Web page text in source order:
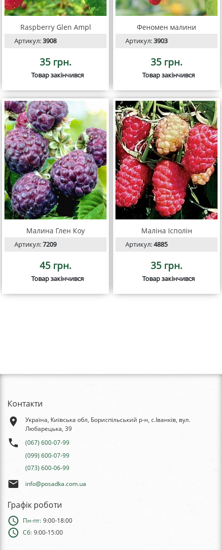
Raspberry Glen Ampl
Артикул:3908
35 грн.
Товар закінчився
Феномен малини
Артикул:3903
35 грн.
Товар закінчився
Малина Глен Коу
Артикул:7209
45 грн.
Товар закінчився
Маліна Ісполін
Артикул:4885
35 грн.
Товар закінчився
Контакти
place
Україна, Київська обл, Бориспільський р-н, с.Іванків, вул.
Любарецька, 39
phone
(067) 600-07-99
(099) 600-07-99
(073) 600-06-99
email info@posadka.com.ua
Графік роботи
schedule Пн-пт: 9:00-18:00
schedule Сб: 9:00-15:00